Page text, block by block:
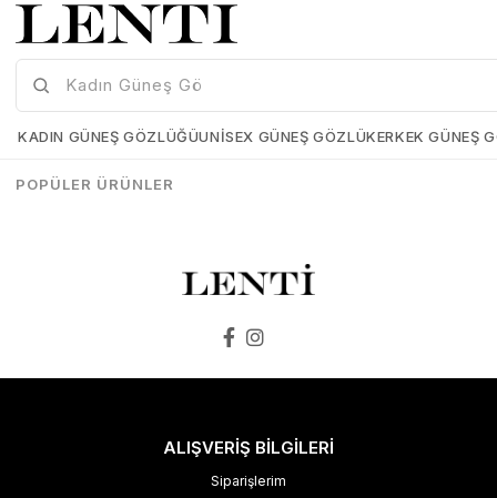
Mia-Maria-OF127-C2-56 Mia-Maria-OF126-C3-56
ALIŞVERİŞ BİLGİLERİ
Siparişlerim
KADIN GÜNEŞ GÖZLÜĞÜUNISEX GÜNEŞ GÖZLÜKERKEK GÜNEŞ
POPÜLER ÜRÜNLER